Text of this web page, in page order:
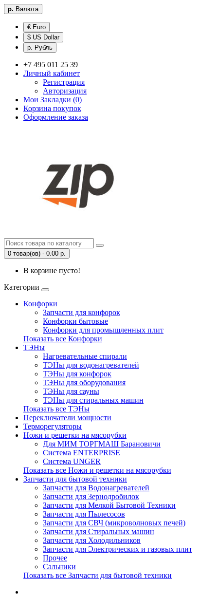
р. Валюта
€ Euro
$ US Dollar
р. Рубль
+7 495 011 25 39
Личный кабинет
Регистрация
Авторизация
Мои Закладки (0)
Корзина покупок
Оформление заказа
0 товар(ов) - 0.00 р.
В корзине пусто!
Категории
Конфорки
Запчасти для конфорок
Конфорки бытовые
Конфорки для промышленных плит
Показать все Конфорки
ТЭНы
Нагревательные спирали
ТЭНы для водонагревателей
ТЭНы для конфорок
ТЭНы для оборудования
ТЭНы для сауны
ТЭНы для стиральных машин
Показать все ТЭНы
Переключатели мощности
Терморегуляторы
Ножи и решетки на мясорубки
Для МИМ ТОРГМАШ Барановичи
Система ENTERPRISE
Система UNGER
Показать все Ножи и решетки на мясорубки
Запчасти для бытовой техники
Запчасти для Водонагревателей
Запчасти для Зернодробилок
Запчасти для Мелкой Бытовой Техники
Запчасти для Пылесосов
Запчасти для СВЧ (микроволновых печей)
Запчасти для Стиральных машин
Запчасти для Холодильников
Запчасти для Электрических и газовых плит
Прочее
Сальники
Показать все Запчасти для бытовой техники